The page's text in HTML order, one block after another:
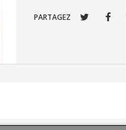
PARTAGEZ